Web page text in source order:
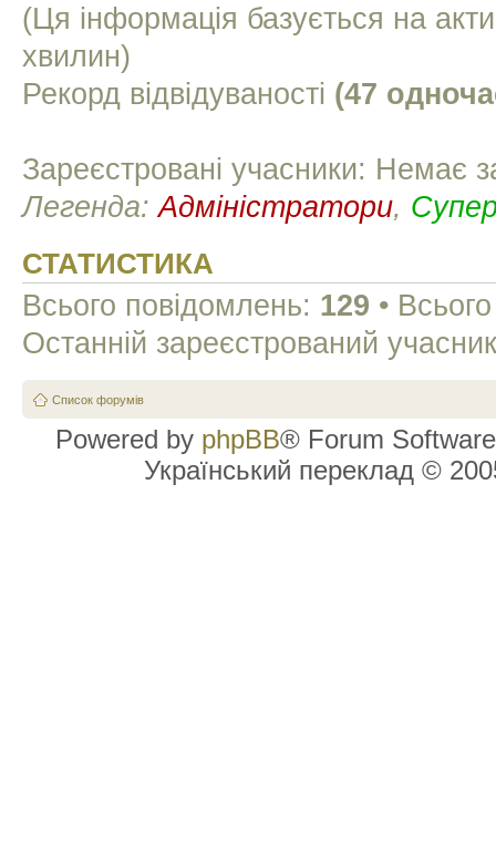
(Ця інформація базується на
хвилин)
Рекорд відвідуваності (47
Зареєстровані учасники: Немає
Легенда:Адміністратори,
СТАТИСТИКА
Всього повідомлень: 129 •
Останній зареєстрований
Список форумів
Powered by phpBB® Forum
Український переклад ©